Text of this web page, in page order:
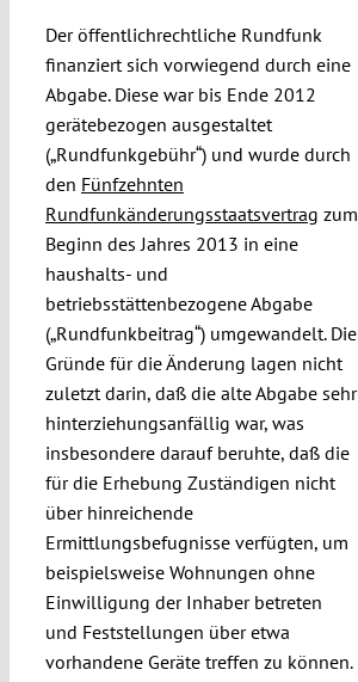
Der öffentlichrechtliche Rundfunk
finanziert sich vorwiegend durch eine
Abgabe. Diese war bis Ende 2012
gerätebezogen ausgestaltet
(„Rundfunkgebühr“) und wurde durch
den Fünfzehnten
Rundfunkänderungsstaatsvertrag zum
Beginn des Jahres 2013 in eine
haushalts- und
betriebsstättenbezogene Abgabe
(„Rundfunkbeitrag“) umgewandelt. Die
Gründe für die Änderung lagen nicht
zuletzt darin, daß die alte Abgabe sehr
hinterziehungsanfällig war, was
insbesondere darauf beruhte, daß die
für die Erhebung Zuständigen nicht
über hinreichende
Ermittlungsbefugnisse verfügten, um
beispielsweise Wohnungen ohne
Einwilligung der Inhaber betreten
und Feststellungen über etwa
vorhandene Geräte treffen zu können.